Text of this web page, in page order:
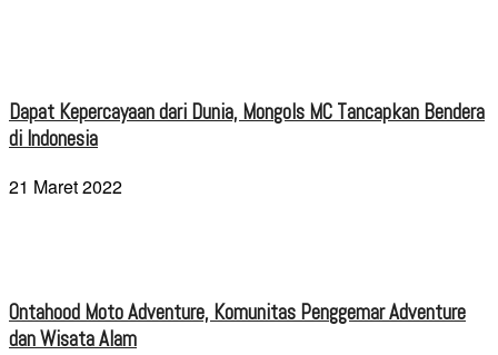
Dapat Kepercayaan dari Dunia, Mongols MC Tancapkan Bendera
di Indonesia
21 Maret 2022
Ontahood Moto Adventure, Komunitas Penggemar Adventure
dan Wisata Alam